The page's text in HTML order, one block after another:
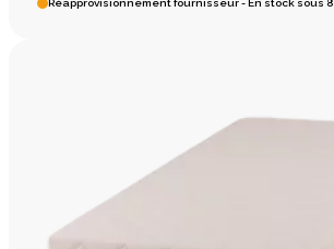
Réapprovisionnement fournisseur - En stock sous